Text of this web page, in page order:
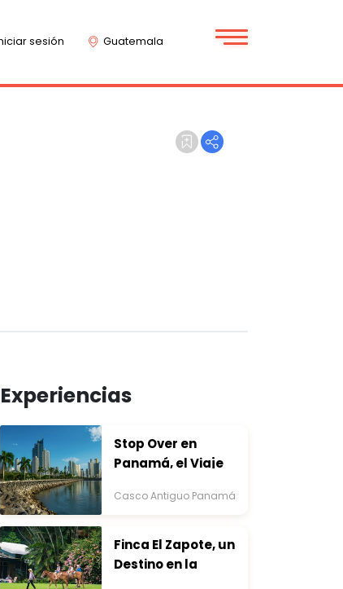
sesión Guatemala
Experiencias
Stop Over en
Panamá, el Viaje
Destino
Casco Antiguo Panamá
Finca El Zapote, un
Destino en la